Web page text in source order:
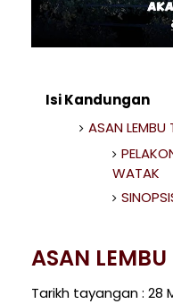
Isi Kandungan
ASAN LEMBU
WATAK
ASAN
Tarikh tayangan : 28